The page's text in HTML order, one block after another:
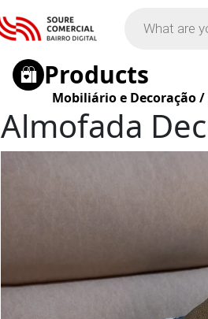
Products
Mobiliário e Decoração/
Almofada